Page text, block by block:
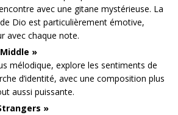
avec une gitane mystérieuse. La
Dio est particulièrement émotive,
avec chaque note.
»
mélodique, explore les sentiments de
d’identité, avec une composition plus
aussi puissante.
»